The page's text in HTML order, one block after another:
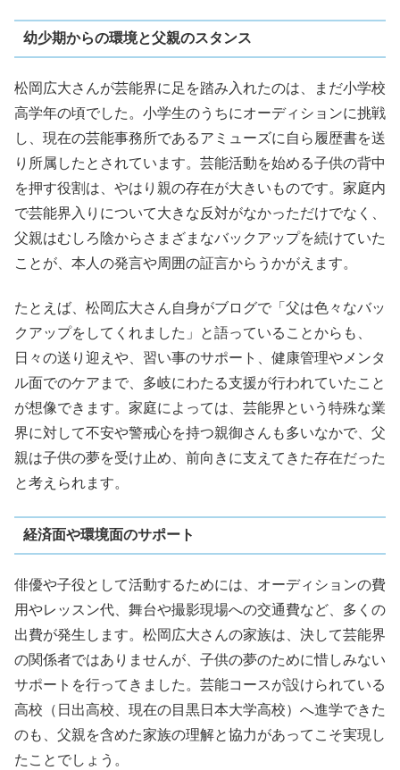
幼少期からの環境と父親のスタンス
松岡広大さんが芸能界に足を踏み入れたのは、まだ小学校
高学年の頃でした。小学生のうちにオーディションに挑戦
し、現在の芸能事務所であるアミューズに自ら履歴書を送
り所属したとされています。芸能活動を始める子供の背中
を押す役割は、やはり親の存在が大きいものです。家庭内
で芸能界入りについて大きな反対がなかっただけでなく、
父親はむしろ陰からさまざまなバックアップを続けていた
ことが、本人の発言や周囲の証言からうかがえます。
たとえば、松岡広大さん自身がブログで「父は色々なバッ
クアップをしてくれました」と語っていることからも、
日々の送り迎えや、習い事のサポート、健康管理やメンタ
ル面でのケアまで、多岐にわたる支援が行われていたこと
が想像できます。家庭によっては、芸能界という特殊な業
界に対して不安や警戒心を持つ親御さんも多いなかで、父
親は子供の夢を受け止め、前向きに支えてきた存在だった
と考えられます。
経済面や環境面のサポート
俳優や子役として活動するためには、オーディションの費
用やレッスン代、舞台や撮影現場への交通費など、多くの
出費が発生します。松岡広大さんの家族は、決して芸能界
の関係者ではありませんが、子供の夢のために惜しみない
サポートを行ってきました。芸能コースが設けられている
高校（日出高校、現在の目黒日本大学高校）へ進学できた
のも、父親を含めた家族の理解と協力があってこそ実現し
たことでしょう。